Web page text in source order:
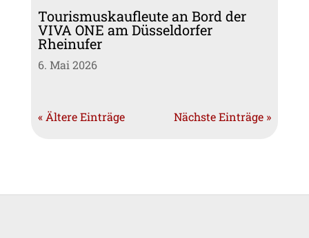
Tourismuskaufleute an Bord der
VIVA ONE am Düsseldorfer
Rheinufer
6. Mai 2026
« Ältere Einträge Nächste Einträge »